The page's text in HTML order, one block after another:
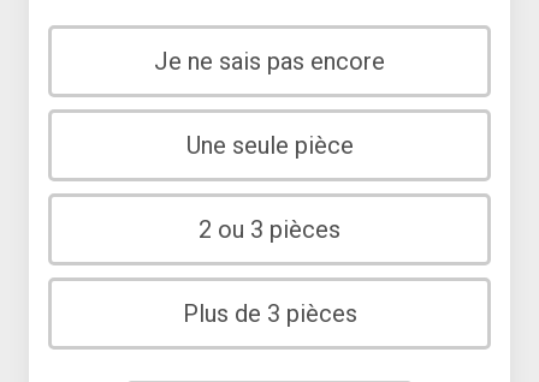
Je ne sais pas encore
Une seule pièce
2 ou 3 pièces
Plus de 3 pièces